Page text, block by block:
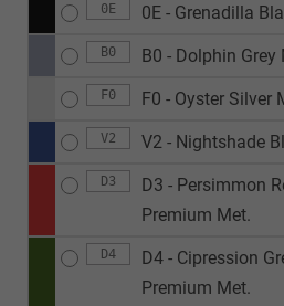
0E 0E - Grenadilla
B0 B0 - Dolphin Grey
F0 F0 - Oyster Silver
V2 V2 - Nightshade
D3
D3 - Persimmon
Premium Met.
D4
D4 - Cipression
Premium Met.